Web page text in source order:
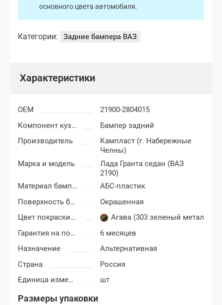
основного цвета автомобиля.
Категории: Задние бампера ВАЗ
Характеристики
OEM
21900-2804015
Компонент кузова
Бампер задний
Производитель
Кампласт (г. Набережные
Челны)
Марка и модель
Лада Гранта седан (ВАЗ
2190)
Материал бампера
АБС-пластик
Поверхность бампера
Окрашенная
Цвет покраски Лада Гранта
Агава (303 зеленый металлик)
Гарантия на покраску
6 месяцев
Назначение
Альтернативная
Страна
Россия
Единица измерения
шт
Размеры упаковки